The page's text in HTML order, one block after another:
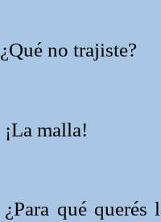
¿Qué no trajiste?
¡La malla!
¿Para qué